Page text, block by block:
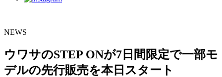
NEWS
ウワサのSTEP ONが7日間限定で一部モ
デルの先行販売を本日スタート